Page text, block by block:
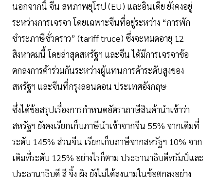
นอกจากนี้ จีน สหภาพยุโรป (EU) และอินเดีย ยังคงอยู่
ระหว่างการเจรจา โดยเฉพาะจีนที่อยู่ระหว่าง “การพัก
ชำระภาษีชั่วคราว” (tariff truce) ซึ่งจะหมดอายุ 12
สิงหาคมนี้ โดยล่าสุดสหรัฐฯ และจีน ได้มีการเจรจาข้อ
ตกลงการค้าร่วมกันระหว่างผู้แทนการค้าระดับสูงของ
สหรัฐฯ และจีนที่กรุงลอนดอน ประเทศอังกฤษ
ซึ่งได้ข้อสรุปเรื่องการกำหนดอัตราภาษีสินค้านำเข้าว่า
สหรัฐฯ ยังคงเรียกเก็บภาษีนำเข้าจากจีน 55% จากเดิมที่
ระดับ 145% ส่วนจีน เรียกเก็บภาษีจากสหรัฐฯ 10% จาก
เดิมที่ระดับ 125% อย่างไรก็ตาม ประธานาธิบดีทรัมป์และ
ประธานาธิบดี สี จิ้ง ผิง ยังไม่ได้ลงนามในข้อตกลงอย่าง